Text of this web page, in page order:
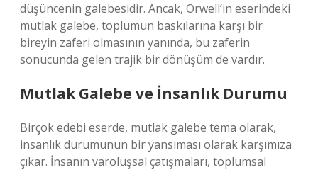
düşüncenin galebesidir. Ancak, Orwell’in eserindeki
mutlak galebe, toplumun baskılarına karşı bir
bireyin zaferi olmasının yanında, bu zaferin
sonucunda gelen trajik bir dönüşüm de vardır.
Mutlak Galebe ve İnsanlık Durumu
Birçok edebi eserde, mutlak galebe tema olarak,
insanlık durumunun bir yansıması olarak karşımıza
çıkar. İnsanın varoluşsal çatışmaları, toplumsal